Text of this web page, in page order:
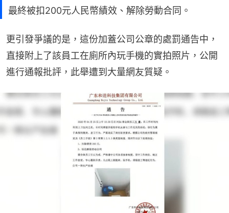
最終被扣200元人民幣績效、解除勞動合同。
更引發爭議的是，這份加蓋公司公章的處罰通告中，
直接附上了該員工在廁所內玩手機的實拍照片，公開
進行通報批評，此舉遭到大量網友質疑。